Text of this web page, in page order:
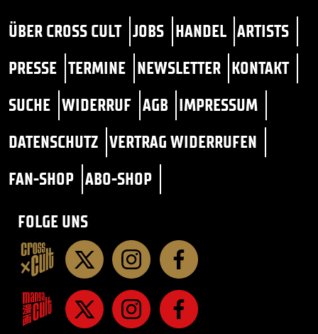
ÜBER CROSS CULT JOBS HANDEL ARTISTS
PRESSE TERMINE NEWSLETTER KONTAKT
SUCHE WIDERRUF AGB IMPRESSUM
DATENSCHUTZ VERTRAG WIDERRUFEN
FAN-SHOP ABO-SHOP
FOLGE UNS